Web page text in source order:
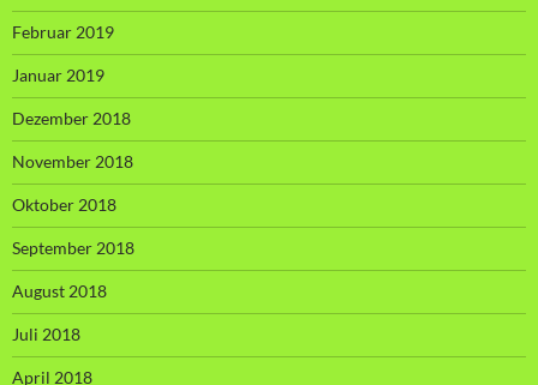
Februar 2019
Januar 2019
Dezember 2018
November 2018
Oktober 2018
September 2018
August 2018
Juli 2018
April 2018